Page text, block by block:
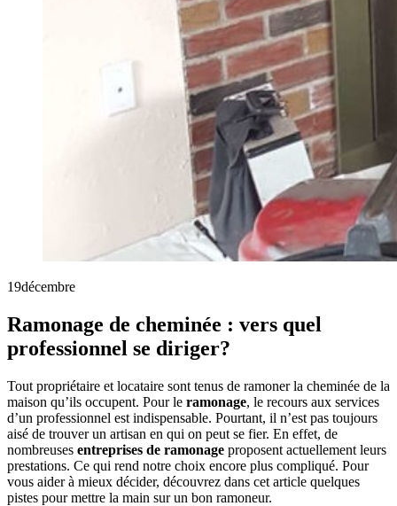
19décembre
Ramonage de cheminée : vers quel
professionnel se diriger?
Tout propriétaire et locataire sont tenus de ramoner la cheminée de la
maison qu’ils occupent. Pour le ramonage, le recours aux services
d’un professionnel est indispensable. Pourtant, il n’est pas toujours
aisé de trouver un artisan en qui on peut se fier. En effet, de
nombreuses entreprises de ramonage proposent actuellement leurs
prestations. Ce qui rend notre choix encore plus compliqué. Pour
vous aider à mieux décider, découvrez dans cet article quelques
pistes pour mettre la main sur un bon ramoneur.